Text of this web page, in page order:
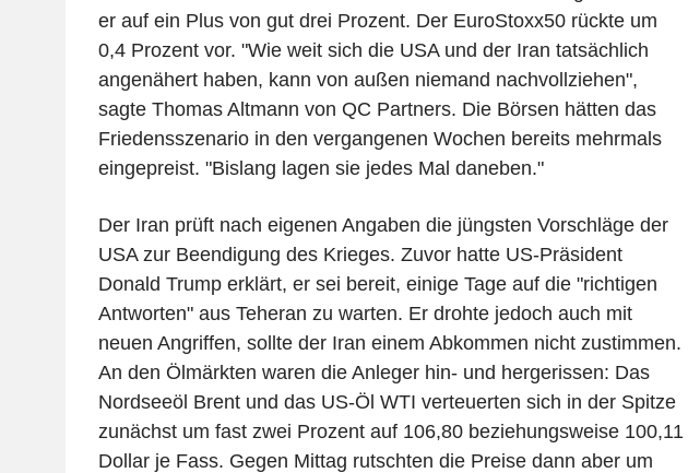
er auf ein Plus von gut drei Prozent. Der EuroStoxx50 rückte um
0,4 Prozent vor. "Wie weit sich die USA und der Iran tatsächlich
angenähert haben, kann von außen niemand nachvollziehen",
sagte Thomas Altmann von QC Partners. Die Börsen hätten das
Friedensszenario in den vergangenen Wochen bereits mehrmals
eingepreist. "Bislang lagen sie jedes Mal daneben."
Der Iran prüft nach eigenen Angaben die jüngsten Vorschläge der
USA zur Beendigung des Krieges. Zuvor hatte US-Präsident
Donald Trump erklärt, er sei bereit, einige Tage auf die "richtigen
Antworten" aus Teheran zu warten. Er drohte jedoch auch mit
neuen Angriffen, sollte der Iran einem Abkommen nicht zustimmen.
An den Ölmärkten waren die Anleger hin- und hergerissen: Das
Nordseeöl Brent und das US-Öl WTI verteuerten sich in der Spitze
zunächst um fast zwei Prozent auf 106,80 beziehungsweise 100,11
Dollar je Fass. Gegen Mittag rutschten die Preise dann aber um